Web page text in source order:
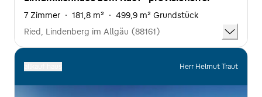
7 Zimmer · 181,8 m² · 499,9 m² Grundstück
Ried, Lindenberg im Allgäu (88161)
Herr Helmut Traut